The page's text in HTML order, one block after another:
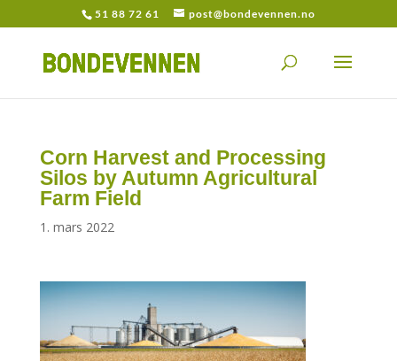
51 88 72 61 post@bondevennen.no
Corn Harvest and Processing
Silos by Autumn Agricultural
Farm Field
1. mars 2022